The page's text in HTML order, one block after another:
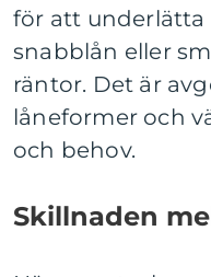
för att underlätta
snabblån eller
räntor. Det är
låneformer och
och behov.
Skillnaden